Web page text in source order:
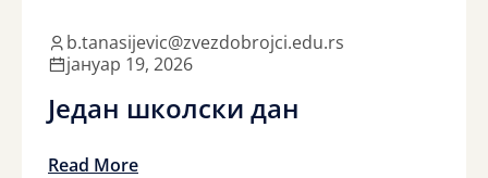
b.tanasijevic@zvezdobrojci.edu.rs
јануар 19, 2026
Један школски дан
Read More